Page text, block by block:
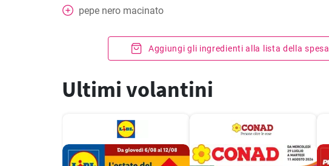
pepe nero macinato
Aggiungi gli ingredienti alla lista della spesa
Ultimi volantini